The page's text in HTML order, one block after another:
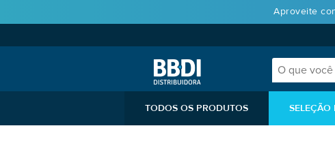
Aproveite
TODOS OS PRODUTOS SELEÇÃO